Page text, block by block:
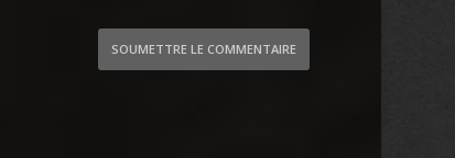
SOUMETTRE LE COMMENTAIRE